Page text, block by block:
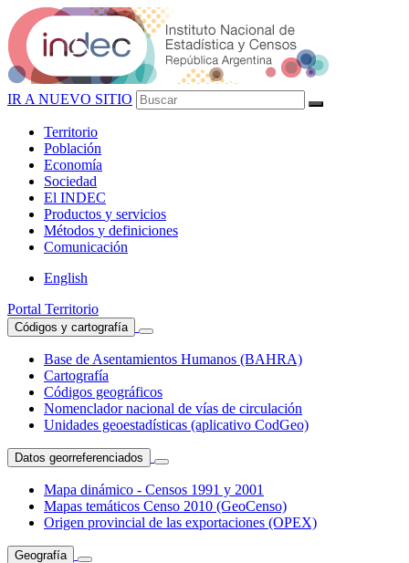
IR A NUEVO SITIO
Territorio
Población
Economía
Sociedad
El INDEC
Productos y servicios
Métodos y definiciones
Comunicación
English
Portal Territorio
Códigos y cartografía
Base de Asentamientos Humanos (BAHRA)
Cartografía
Códigos geográficos
Nomenclador nacional de vías de circulación
Unidades geoestadísticas (aplicativo CodGeo)
Datos georreferenciados
Mapa dinámico - Censos 1991 y 2001
Mapas temáticos Censo 2010 (GeoCenso)
Origen provincial de las exportaciones (OPEX)
Geografía